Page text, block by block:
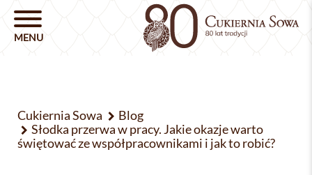
Cukiernia Sowa
Blog
Słodka przerwa w pracy. Jakie okazje warto
świętować ze współpracownikami i jak to robić?